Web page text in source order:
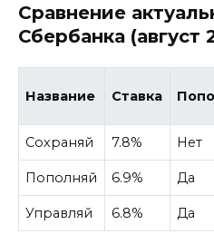
Сравнение
Сбербанка (август
Название Ставка
Сохраняй 7.8% Нет
Пополняй 6.9% Да
Управляй 6.8% Да